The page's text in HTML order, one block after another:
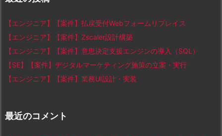
【エンジニア】【案件】払戻受付Webフォームリプレイス
【エンジニア】【案件】Zscaler設計構築
【エンジニア】【案件】意思決定支援エンジンの導入（SQL）
【SE】【案件】デジタルマーケティング施策の立案・実行
【エンジニア】【案件】業務UI設計・実装
最近のコメント